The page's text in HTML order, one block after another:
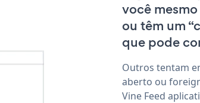
você
ou têm um
que pode
Outros tentam
aberto ou
Vine Feed